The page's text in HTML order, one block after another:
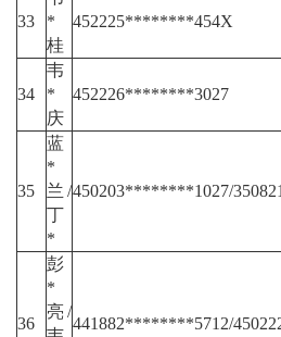
33
*
桂
452225********454X
34
韦
*
庆
452226********3027
35
蓝
*
兰/
丁
*
450203********1027/
36
彭
*
亮/
441882********5712/